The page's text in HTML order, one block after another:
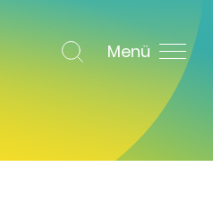
Menü